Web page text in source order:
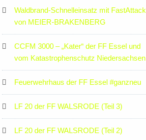
Waldbrand-Schnelleinsatz mit FastAttack
von MEIER-BRAKENBERG
CCFM 3000 – „Kater“ der FF Essel und
vom Katastrophenschutz Niedersachsen
Feuerwehrhaus der FF Essel #ganzneu
LF 20 der FF WALSRODE (Teil 3)
LF 20 der FF WALSRODE (Teil 2)